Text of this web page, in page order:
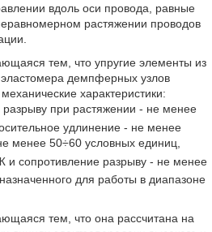
вдоль оси провода, равные
растяжении проводов
тем, что упругие элементы из
демпферных узлов
характеристики:
при растяжении - не менее
удлинение - не менее
менее 50÷60 условных единиц,
и сопротивление разрыву - не менее
для работы в диапазоне
тем, что она рассчитана на